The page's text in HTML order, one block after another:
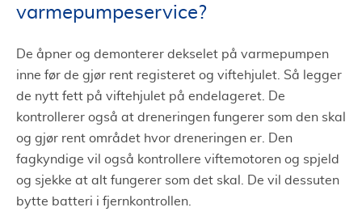
varmepumpeservice?
De åpner og demonterer dekselet på varmepumpen
inne før de gjør rent registeret og viftehjulet. Så legger
de nytt fett på viftehjulet på endelageret. De
kontrollerer også at dreneringen fungerer som den skal
og gjør rent området hvor dreneringen er. Den
fagkyndige vil også kontrollere viftemotoren og spjeld
og sjekke at alt fungerer som det skal. De vil dessuten
bytte batteri i fjernkontrollen.